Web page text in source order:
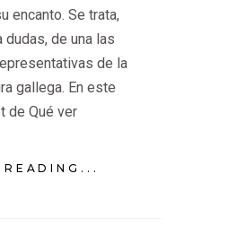
encanto. Se trata,
dudas, de una las
de la
gallega. En este
de Qué ver
READING...